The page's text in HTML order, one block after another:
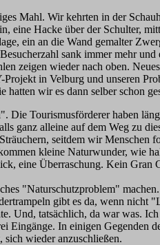
Mahl. Wir kehrten in der
eine Hacke über der Schulter,
ein an die Wand gemalter
sank immer mehr
zeigen wieder nach oben.
in Velburg und unseren
hatten wir es dann selber schon
Die Tourismusförderer haben
ganz alleine auf dem Weg zu
seitdem wir Menschen
kleine Naturwunder, wie
eine Überraschung. Kein
"Naturschutzproblem"
gibt es da, wenn
Und, tatsächlich, da war was.
Eingänge. In einigen Gegenden
wieder anzuschließen.